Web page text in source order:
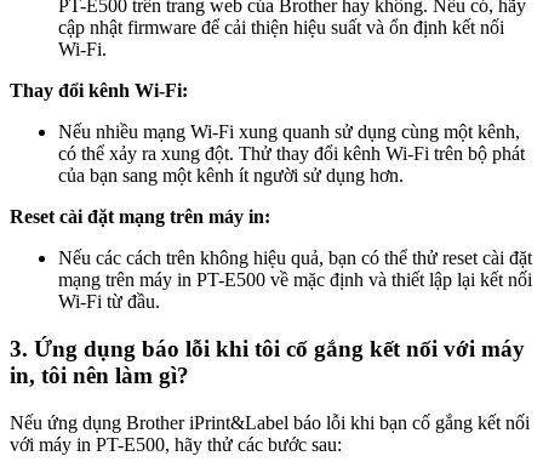
PT-E500 trên trang web của Brother hay không. Nếu có, hãy
cập nhật firmware để cải thiện hiệu suất và ổn định kết nối
Wi-Fi.
Thay đổi kênh Wi-Fi:
Nếu nhiều mạng Wi-Fi xung quanh sử dụng cùng một kênh,
có thể xảy ra xung đột. Thử thay đổi kênh Wi-Fi trên bộ phát
của bạn sang một kênh ít người sử dụng hơn.
Reset cài đặt mạng trên máy in:
Nếu các cách trên không hiệu quả, bạn có thể thử reset cài đặt
mạng trên máy in PT-E500 về mặc định và thiết lập lại kết nối
Wi-Fi từ đầu.
3. Ứng dụng báo lỗi khi tôi cố gắng kết nối với máy
in, tôi nên làm gì?
Nếu ứng dụng Brother iPrint&Label báo lỗi khi bạn cố gắng kết nối
với máy in PT-E500, hãy thử các bước sau: